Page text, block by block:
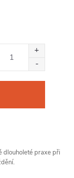
dlouholeté praxe při